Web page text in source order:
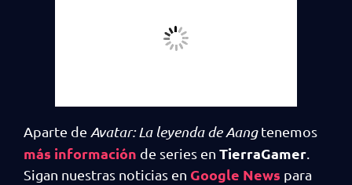
Aparte de Avatar: La leyenda de Aangtenemos
más información de series en TierraGamer
Sigan nuestras noticias en Google News para